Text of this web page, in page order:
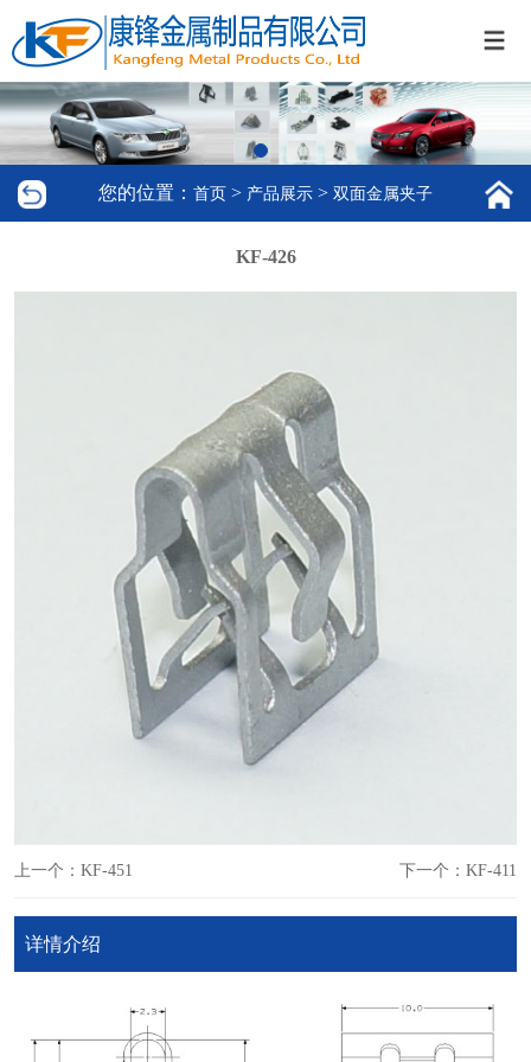
您的位置： 首页 > 产品展示 > 双面金属夹子
KF-426
上一个：KF-451 下一个：KF-411
详情介绍